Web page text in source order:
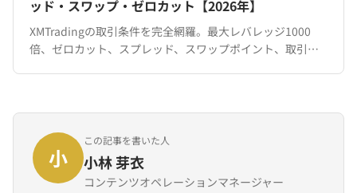
ッド・スワップ・ゼロカット【2026年】
XMTradingの取引条件を完全網羅。最大レバレッジ1000
倍、ゼロカット、スプレッド、スワップポイント、取引時
小
この記事を書いた人
小林 芽衣
コンテンツオペレーションマネージャー